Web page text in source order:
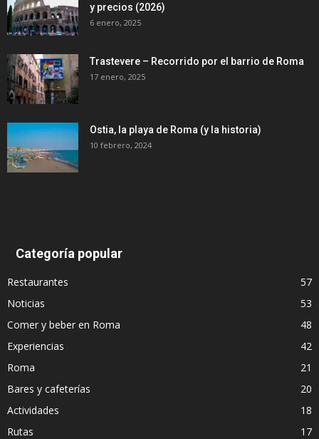
y precios (2026)
6 enero, 2025
Trastevere – Recorrido por el barrio de Roma
17 enero, 2025
Ostia, la playa de Roma (y la historia)
10 febrero, 2024
Categoría popular
Restaurantes
57
Noticias
53
Comer y beber en Roma
48
Experiencias
42
Roma
21
Bares y cafeterías
20
Actividades
18
Rutas
17